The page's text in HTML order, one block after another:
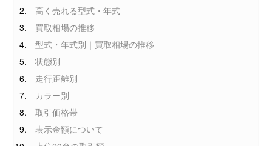
高く売れる型式・年式
買取相場の推移
型式・年式別｜買取相場の推移
状態別
走行距離別
カラー別
取引価格帯
表示金額について